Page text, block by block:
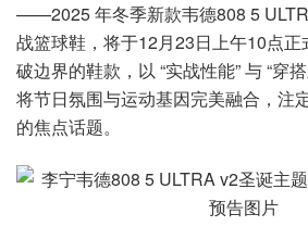
——2025 年冬季新款韦德808 5
战篮球鞋，将于12月23日上午10点
破边界的鞋款，以 “实战性能” 与 “穿
将节日氛围与运动基因完美融合，注
的焦点话题。